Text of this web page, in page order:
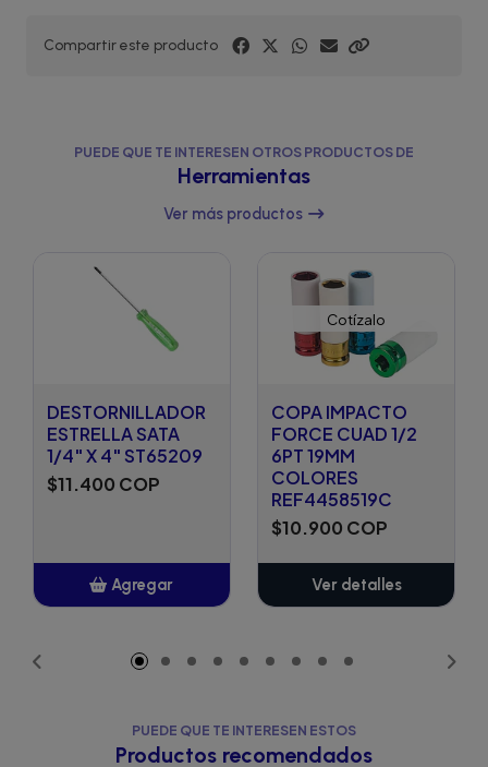
Compartir este producto
PUEDE QUE TE INTERESEN OTROS PRODUCTOS DE
Herramientas
Ver más productos
DESTORNILLADOR
ESTRELLA SATA
1/4" X 4" ST65209
$11.400 COP
Agregar
Cotízalo
COPA IMPACTO
FORCE CUAD 1/2
6PT 19MM
COLORES
REF4458519C
$10.900 COP
Ver detalles
PUEDE QUE TE INTERESEN ESTOS
Productos recomendados